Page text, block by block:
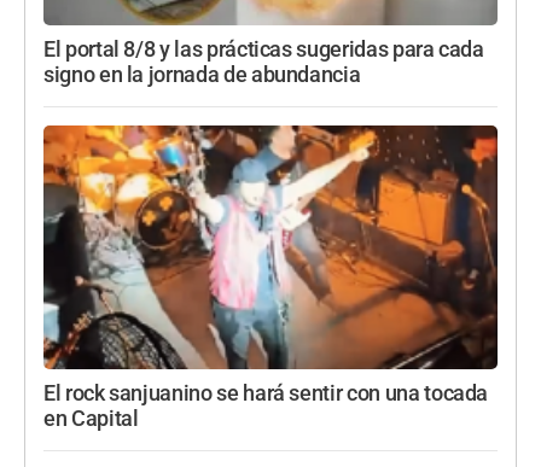
El portal 8/8 y las prácticas sugeridas para cada
signo en la jornada de abundancia
El rock sanjuanino se hará sentir con una tocada
en Capital